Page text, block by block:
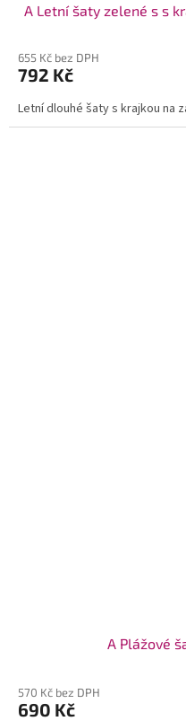
A Letní šaty zelené s s
655 Kč bez DPH
792 Kč
Letní dlouhé šaty s krajkou na
A Plážové
570 Kč bez DPH
690 Kč